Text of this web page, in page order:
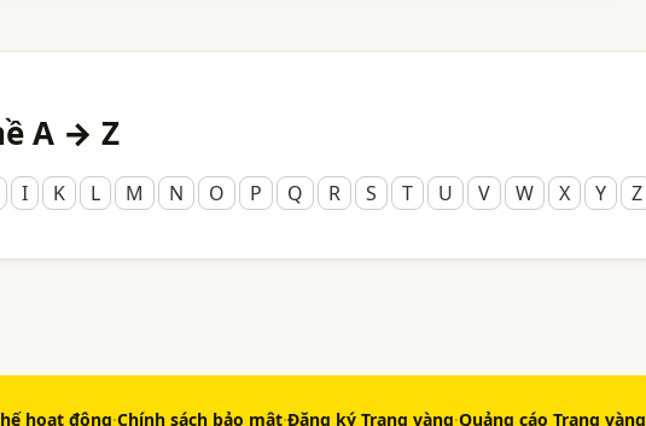
A → Z
I K L M N O P Q R S T U V W X Y Z
hoạt động·Chính sách bảo mật·Đăng ký Trang vàng·Quảng cáo Trang vàng